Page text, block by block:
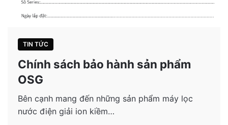
TIN TỨC
Chính sách bảo hành sản phẩm
OSG
Bên cạnh mang đến những sản phẩm máy lọc
nước điện giải ion kiềm…